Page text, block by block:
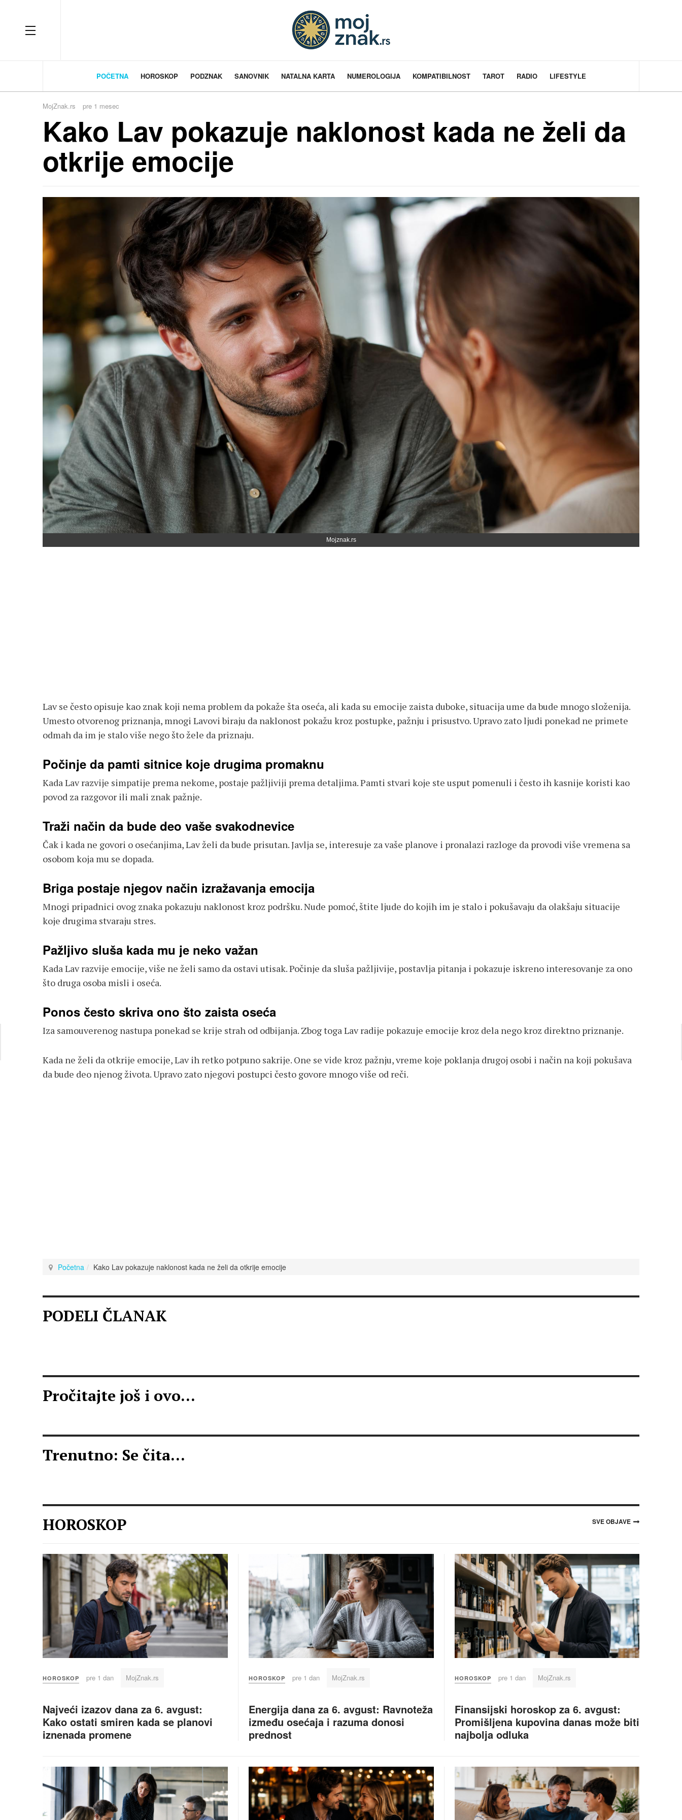
OFF CANVAS
POČETNA HOROSKOP PODZNAK SANOVNIK NATALNA KARTA NUMEROLOGIJA KOMPATIBILNOST TAROT RADIO LIFESTYLE
MojZnak.rs pre 1 mesec
Kako Lav pokazuje naklonost kada ne želi da
otkrije emocije
Mojznak.rs
Lav se često opisuje kao znak koji nema problem da pokaže šta oseća, ali kada su emocije zaista duboke, situacija ume da bude mnogo složenija.
Umesto otvorenog priznanja, mnogi Lavovi biraju da naklonost pokažu kroz postupke, pažnju i prisustvo. Upravo zato ljudi ponekad ne primete
odmah da im je stalo više nego što žele da priznaju.
Počinje da pamti sitnice koje drugima promaknu
Kada Lav razvije simpatije prema nekome, postaje pažljiviji prema detaljima. Pamti stvari koje ste usput pomenuli i često ih kasnije koristi kao
povod za razgovor ili mali znak pažnje.
Traži način da bude deo vaše svakodnevice
Čak i kada ne govori o osećanjima, Lav želi da bude prisutan. Javlja se, interesuje za vaše planove i pronalazi razloge da provodi više vremena sa
osobom koja mu se dopada.
Briga postaje njegov način izražavanja emocija
Mnogi pripadnici ovog znaka pokazuju naklonost kroz podršku. Nude pomoć, štite ljude do kojih im je stalo i pokušavaju da olakšaju situacije
koje drugima stvaraju stres.
Pažljivo sluša kada mu je neko važan
Kada Lav razvije emocije, više ne želi samo da ostavi utisak. Počinje da sluša pažljivije, postavlja pitanja i pokazuje iskreno interesovanje za ono
što druga osoba misli i oseća.
Ponos često skriva ono što zaista oseća
Iza samouverenog nastupa ponekad se krije strah od odbijanja. Zbog toga Lav radije pokazuje emocije kroz dela nego kroz direktno priznanje.
Kada ne želi da otkrije emocije, Lav ih retko potpuno sakrije. One se vide kroz pažnju, vreme koje poklanja drugoj osobi i način na koji pokušava
da bude deo njenog života. Upravo zato njegovi postupci često govore mnogo više od reči.
Početna Kako Lav pokazuje naklonost kada ne želi da otkrije emocije
PODELI ČLANAK
Pročitajte još i ovo...
Trenutno: Se čita...
HOROSKOP SVE OBJAVE
HOROSKOP pre 1 dan MojZnak.rs
Najveći izazov dana za 6. avgust:
Kako ostati smiren kada se planovi
iznenada promene
HOROSKOP pre 1 dan MojZnak.rs
Energija dana za 6. avgust: Ravnoteža
između osećaja i razuma donosi
prednost
HOROSKOP pre 1 dan MojZnak.rs
Finansijski horoskop za 6. avgust:
Promišljena kupovina danas može biti
najbolja odluka